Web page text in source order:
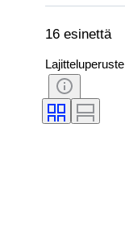
Kulttuuri
16 esinettä
Lajitteluperuste